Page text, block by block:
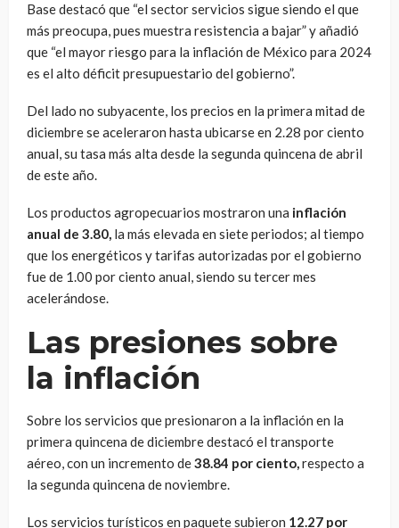
Base destacó que “el sector servicios sigue siendo el que
más preocupa, pues muestra resistencia a bajar” y añadió
que “el mayor riesgo para la inflación de México para 2024
es el alto déficit presupuestario del gobierno”.
Del lado no subyacente, los precios en la primera mitad de
diciembre se aceleraron hasta ubicarse en 2.28 por ciento
anual, su tasa más alta desde la segunda quincena de abril
de este año.
Los productos agropecuarios mostraron una inflación
anual de 3.80, la más elevada en siete periodos; al tiempo
que los energéticos y tarifas autorizadas por el gobierno
fue de 1.00 por ciento anual, siendo su tercer mes
acelerándose.
Las presiones sobre
la inflación
Sobre los servicios que presionaron a la inflación en la
primera quincena de diciembre destacó el transporte
aéreo, con un incremento de38.84 por ciento,respecto a
la segunda quincena de noviembre.
Los servicios turísticos en paquete subieron 12.27 por